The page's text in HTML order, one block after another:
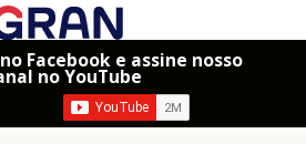
Facebook e assine nosso
no YouTube